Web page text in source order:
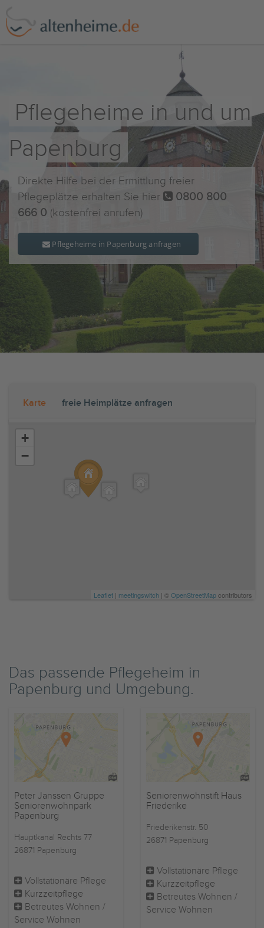
Pflegeheime in und um
Papenburg
Direkte Hilfe bei der Ermittlung freier
Pflegeplätze erhalten Sie hier
0800 800
666 0 (kostenfrei anrufen)
Pflegeheime in Papenburg anfragen
Karte freie Heimplätze anfragen
+
−
Leaflet | meetingswitch | ©OpenStreetMapcontributors
Das passende Pflegeheim in
Papenburg und Umgebung.
Peter Janssen Gruppe
Seniorenwohnpark
Papenburg
Hauptkanal Rechts 77
26871 Papenburg
Vollstationäre Pflege
Kurzzeitpflege
Betreutes Wohnen /
Service Wohnen
Seniorenwohnstift Haus
Friederike
Friederikenstr. 50
26871 Papenburg
Vollstationäre Pflege
Kurzzeitpflege
Betreutes Wohnen /
Service Wohnen